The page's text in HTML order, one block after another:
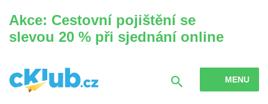
Akce: Cestovní pojištění se
slevou 20 % při sjednání online
MENU